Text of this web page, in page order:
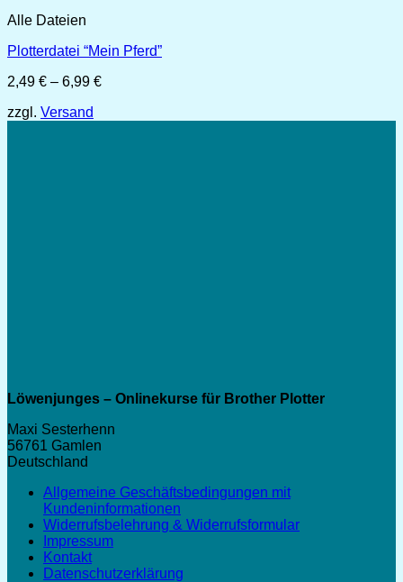
Alle Dateien
Plotterdatei “Mein Pferd”
2,49 € – 6,99 €Preisspanne:
zzgl. Versand
Löwenjunges – Onlinekurse für Brother Plotter
Maxi Sesterhenn
56761 Gamlen
Deutschland
Allgemeine Geschäftsbedingungen mit
Kundeninformationen
Widerrufsbelehrung & Widerrufsformular
Impressum
Kontakt
Datenschutzerklärung